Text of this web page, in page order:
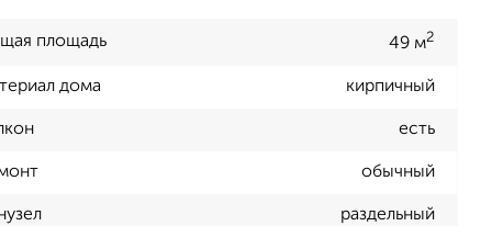
площадь 49 м2
дома кирпичный
есть
обычный
раздельный